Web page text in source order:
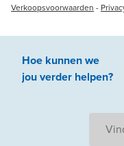
Verkoopsvoorwaarden -
Hoe kunnen we
jouverder helpen?